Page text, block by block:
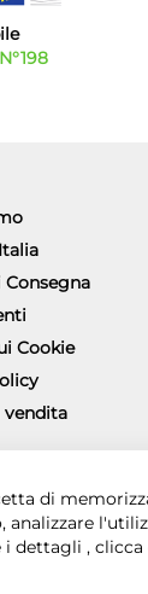
Cookie
vendita